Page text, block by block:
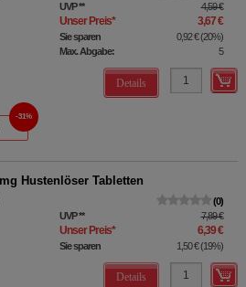
UVP** 4,59 €
Unser Preis* 3,67 €
Sie sparen 0,92 €(20%)
Max. Abgabe:
5
Details
31%
Hustenlöser Tabletten
0
UVP** 7,89 €
Unser Preis* 6,39 €
Sie sparen 1,50 €(19%)
Details